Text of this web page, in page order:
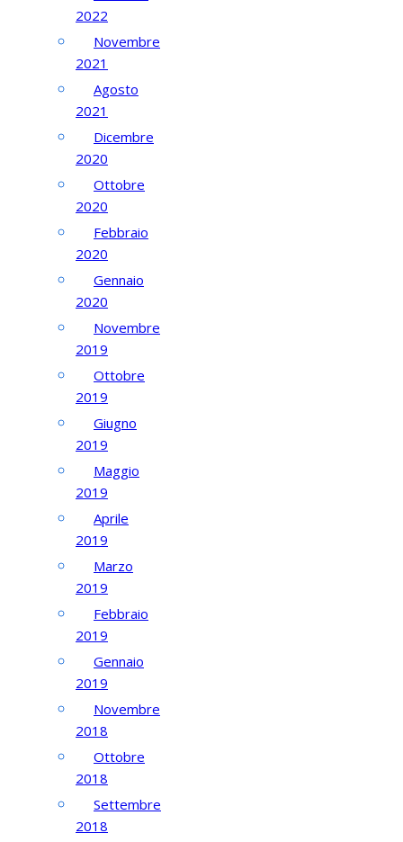
2022
Novembre
2021
Agosto
2021
Dicembre
2020
Ottobre
2020
Febbraio
2020
Gennaio
2020
Novembre
2019
Ottobre
2019
Giugno
2019
Maggio
2019
Aprile
2019
Marzo
2019
Febbraio
2019
Gennaio
2019
Novembre
2018
Ottobre
2018
Settembre
2018